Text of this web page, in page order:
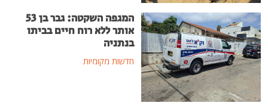
המגפה השקטה: גבר בן 53
אותר ללא רוח חיים בביתו
בנתניה
חדשות מקומיות